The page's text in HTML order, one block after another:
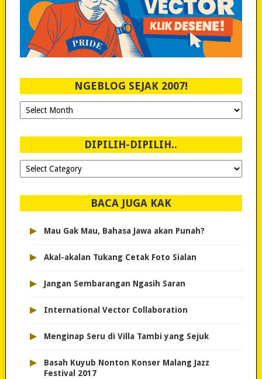
NGEBLOG SEJAK 2007!
Ngeblog
Sejak
DIPILIH-DIPILIH..
Dipilih-
dipilih..
BACA JUGA KAK
▸ Mau Gak Mau, Bahasa Jawa akan Punah?
▸ Akal-akalan Tukang Cetak Foto Sialan
▸ Jangan Sembarangan Ngasih Saran
▸ International Vector Collaboration
▸ Menginap Seru di Villa Tambi yang Sejuk
▸
Basah Kuyub Nonton Konser Malang Jazz
Festival 2017